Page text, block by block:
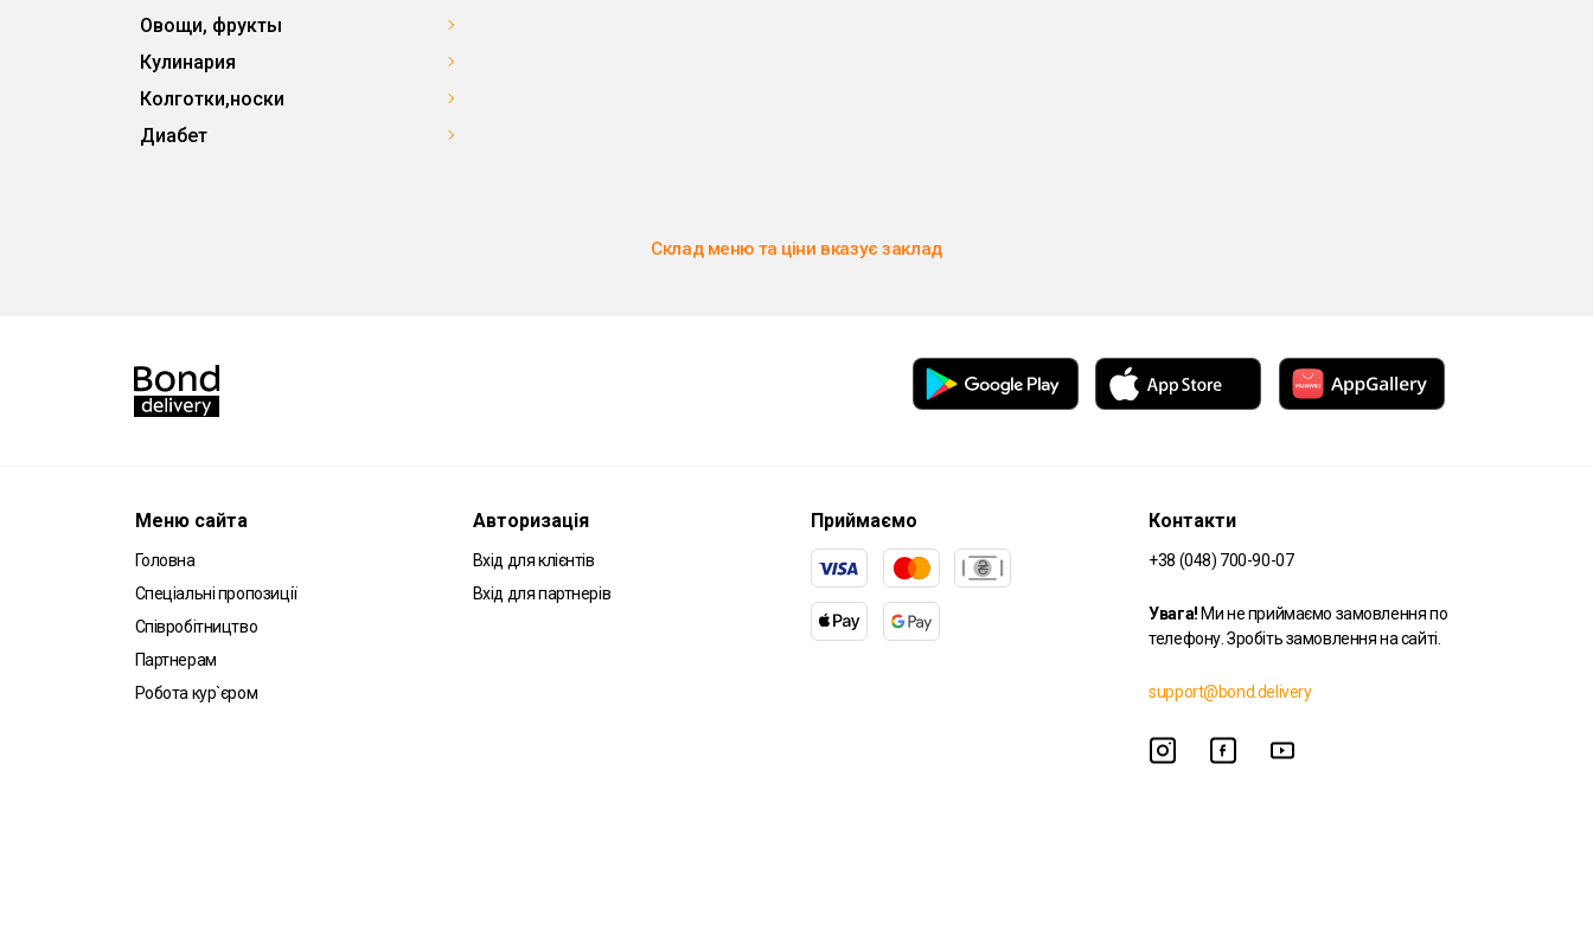
Овощи, фрукты
Кулинария
Колготки,носки
Диабет
Склад меню та ціни вказує заклад
Меню сайта
Головна
Спеціальні пропозиції
Співробітництво
Партнерам
Робота кур`єром
Авторизація
Вхід для клієнтів
Вхід для партнерів
Приймаємо Контакти
+38 (048) 700-90-07
Увага! Ми не приймаємо замовлення по
телефону. Зробіть замовлення на сайті.
support@bond.delivery